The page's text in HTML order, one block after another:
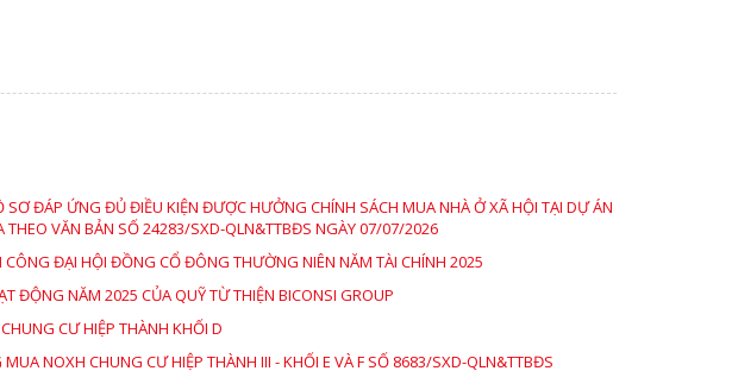
SƠ ĐÁP ỨNG ĐỦ ĐIỀU KIỆN ĐƯỢC HƯỞNG CHÍNH SÁCH MUA NHÀ Ở XÃ HỘI TẠI DỰ ÁN
THEO VĂN BẢN SỐ 24283/SXD-QLN&TTBĐS NGÀY 07/07/2026
CÔNG ĐẠI HỘI ĐỒNG CỔ ĐÔNG THƯỜNG NIÊN NĂM TÀI CHÍNH 2025
ĐỘNG NĂM 2025 CỦA QUỸ TỪ THIỆN BICONSI GROUP
CƯ HIỆP THÀNH KHỐI D
NOXH CHUNG CƯ HIỆP THÀNH III - KHỐI E VÀ F SỐ 8683/SXD-QLN&TTBĐS